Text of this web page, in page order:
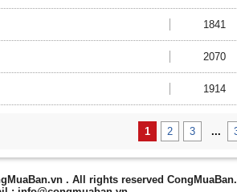
1841
2070
1914
1 2 3 ...
. All rights reserved